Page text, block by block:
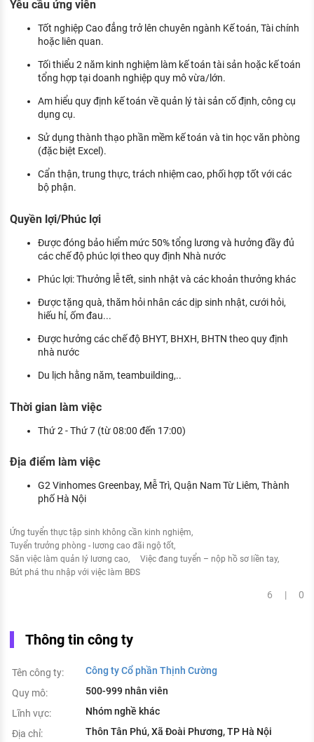
Yêu cầu ứng viên
Tốt nghiệp Cao đẳng trở lên chuyên ngành Kế toán, Tài chính
hoặc liên quan.
Tối thiểu 2 năm kinh nghiệm làm kế toán tài sản hoặc kế toán
tổng hợp tại doanh nghiệp quy mô vừa/lớn.
Am hiểu quy định kế toán về quản lý tài sản cố định, công cụ
dụng cụ.
Sử dụng thành thạo phần mềm kế toán và tin học văn phòng
(đặc biệt Excel).
Cẩn thận, trung thực, trách nhiệm cao, phối hợp tốt với các
bộ phận.
Quyền lợi/Phúc lợi
Được đóng bảo hiểm mức 50% tổng lương và hưởng đầy đủ
các chế độ phúc lợi theo quy định Nhà nước
Phúc lợi: Thưởng lễ tết, sinh nhật và các khoản thưởng khác
Được tặng quà, thăm hỏi nhân các dịp sinh nhật, cưới hỏi,
hiếu hỉ, ốm đau...
Được hưởng các chế độ BHYT, BHXH, BHTN theo quy định
nhà nước
Du lịch hằng năm, teambuilding,..
Thời gian làm việc
Thứ 2 - Thứ 7 (từ 08:00 đến 17:00)
Địa điểm làm việc
G2 Vinhomes Greenbay, Mễ Trì, Quận Nam Từ Liêm, Thành
phố Hà Nội
Ứng tuyển thực tập sinh không cần kinh nghiệm
Tuyển trưởng phòng - lương cao đãi ngộ tốt
Săn việc làm quản lý lương cao
Việc đang tuyển – nộp hồ sơ liền tay
Bứt phá thu nhập với việc làm BĐS
6 | 0
Thông tin công ty
Tên công ty:
Công ty Cổ phần Thịnh Cường
Quy mô:
500-999 nhân viên
Lĩnh vực:
Nhóm nghề khác
Địa chỉ:
Thôn Tân Phú, Xã Đoài Phương, TP Hà Nội